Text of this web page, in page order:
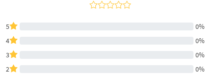
5
0%
4
0%
3
0%
2
0%